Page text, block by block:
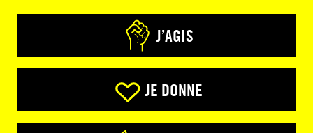
J’AGIS
JE DONNE